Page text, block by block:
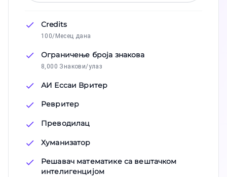
Credits
100/Месец дана
Ограничење броја знакова
8,000 Знакови/улаз
АИ Ессаи Вритер
Ревритер
Преводилац
Хуманизатор
Решавач математике са вештачком
интелигенцијом